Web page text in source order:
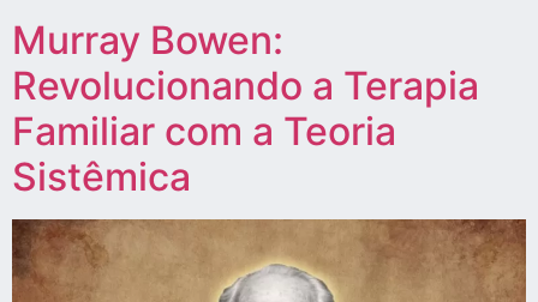
Murray Bowen:
Revolucionando a Terapia
Familiar com a Teoria
Sistêmica